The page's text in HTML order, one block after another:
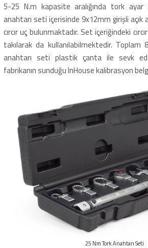
5-25 N.m kapasite aralığında tork
anahtarı seti içerisinde 9x12mm girişli açık
cırcır uç bulunmaktadır. Set içeriğindeki
takılarak da kullanılabilmektedir.
anahtarı seti plastik çanta ile sevk
fabrikanın sunduğu InHouse kalibrasyon
25 Nm Tork Anahtarı Seti